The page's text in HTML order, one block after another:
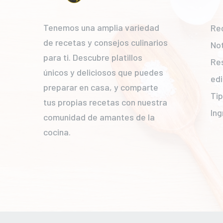
Tenemos una amplia variedad
de recetas y consejos culinarios
para ti. Descubre platillos
únicos y deliciosos que puedes
preparar en casa, y comparte
tus propias recetas con nuestra
comunidad de amantes de la
cocina.